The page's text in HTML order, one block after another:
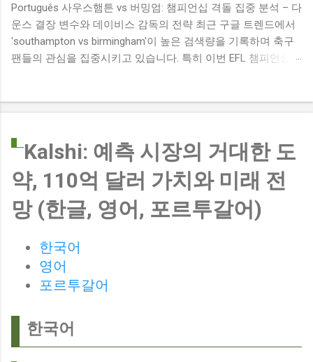
Português 사우스햄튼 vs 버밍엄: 챔피언십 격돌 집중 분석 – 다
운스 결장 변수와 데이비스 감독의 전략 최근 구글 트렌드에서
'southampton vs birmingham'이 높은 검색량을 기록하며 축구
팬들의 관심을 집중시키고 있습니다. 특히 이번 EFL 챔피언십
Birmingham City ft £7m striker Damion Downs : 사우스햄튼과
버밍엄 시티 경기에서 총 9명의 선수가 결장할 예정이며, 특히
700만 파운드 스트라이커 데미언 다운스의 결장은 사우스햄튼
에게 큰 타격이 될 것으로 보입니다. Southampton vs
Birmingham City LIVE Score Updates in EFL Championship
팬들의 높은 관심도를 반영합니다. Chris Davies: Birmingham
City boss says his side have to try to "be themselves" away
from home : 버밍엄 시티의 크리스 데이비스 감독은 원정 경기
에서 팀 고유의 색깔을 유지하는 것이 중요하다고 강조했습니
Kalshi: 예측 시장의 거대한 도
약, 110억 달러 가치와 미래 전
망 (한글, 영어, 포르투갈어)
한국어
영어
포르투갈어
한국어